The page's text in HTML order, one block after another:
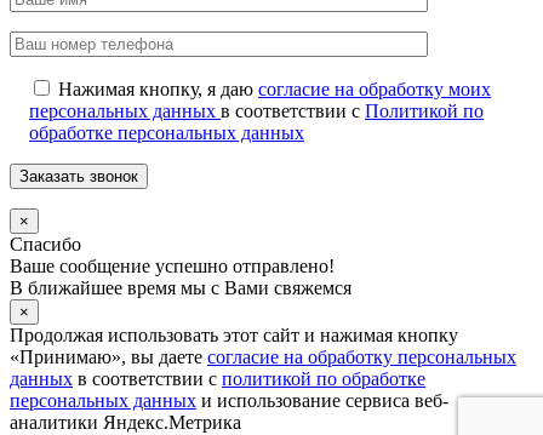
Нажимая кнопку, я даю согласие на обработку моих
персональных данных в соответствии с Политикой по
обработке персональных данных
×
Спасибо
Ваше сообщение успешно отправлено!
В ближайшее время мы с Вами свяжемся
×
Продолжая использовать этот сайт и нажимая кнопку
«Принимаю», вы даете согласие на обработку персональных
данных в соответствии с политикой по обработке
персональных данных и использование сервиса веб-
аналитики Яндекс.Метрика